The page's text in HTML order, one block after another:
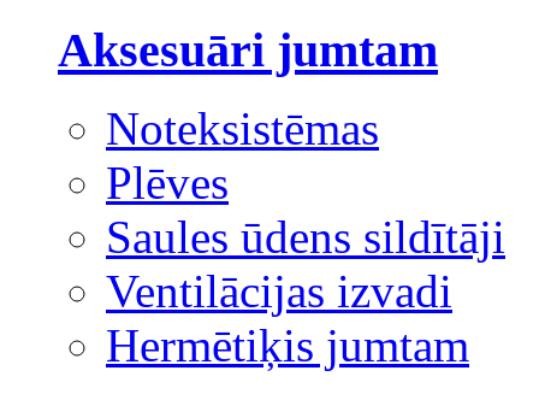
Aksesuāri jumtam
Noteksistēmas
Plēves
Saules ūdens sildītāji
Ventilācijas izvadi
Hermētiķis jumtam